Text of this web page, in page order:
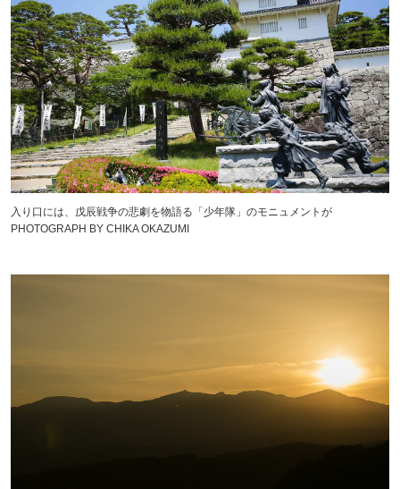
入り口には、戊辰戦争の悲劇を物語る「少年隊」のモニュメントが
PHOTOGRAPH BY CHIKA OKAZUMI